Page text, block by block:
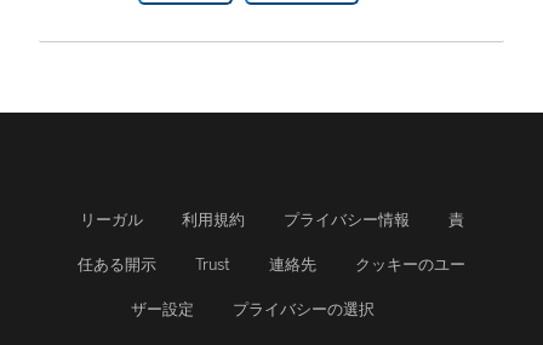
リーガル 利用規約 プライバシー情報 責
任ある開示 Trust 連絡先 クッキーのユー
ザー設定 プライバシーの選択